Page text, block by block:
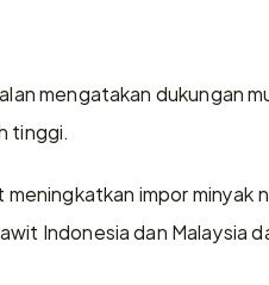
mengatakan dukungan
tinggi.
meningkatkan impor
Indonesia dan Malaysia